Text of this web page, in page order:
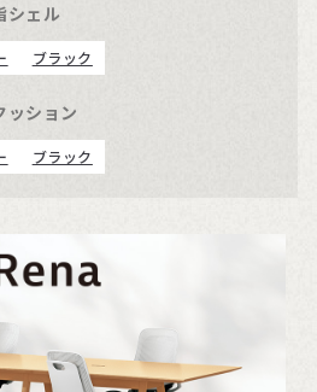
シェル
ブラック
ッション
ブラック